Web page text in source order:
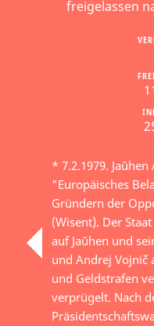
freigelassen
* 7.2.1979.
"Europäisches
Gründern der
(Wisent). Der
auf Jaŭhen und
und Andrej Vojnič
und Geldstrafen
verprügelt. Nach